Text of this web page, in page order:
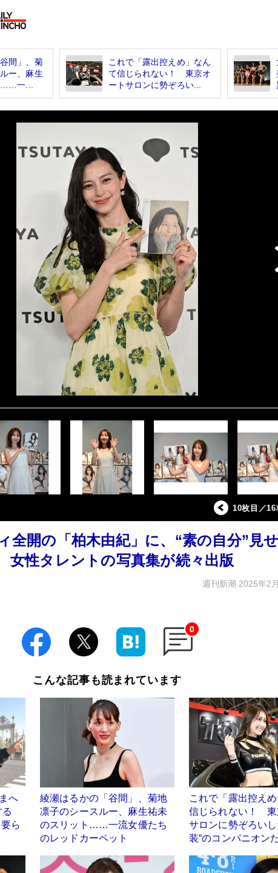
間」、菊
ー、麻生
……一...
これで「露出控えめ」なん
て信じられない！ 東京オ
ートサロンに勢ぞろい...
10枚目／16
全開の「柏木由紀」に、“素の自分”見
女性タレントの写真集が続々出版
週刊新潮 2025年2
0
こんな記事も読まれています
へ
ら
綾瀬はるかの「谷間」、菊地
凛子のシースルー、麻生祐未
のスリット……一流女優たち
のレッドカーペット
これで「露出控え
信じられない！ 東
サロンに勢ぞろいし
装“のコンパニオン